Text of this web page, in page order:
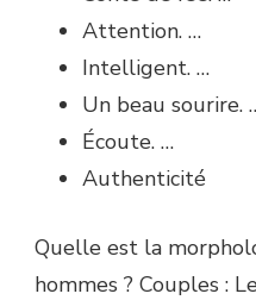
Attention. …
Intelligent. …
Un beau sourire.
Écoute. …
Authenticité
Quelle est la
hommes ? Couples :